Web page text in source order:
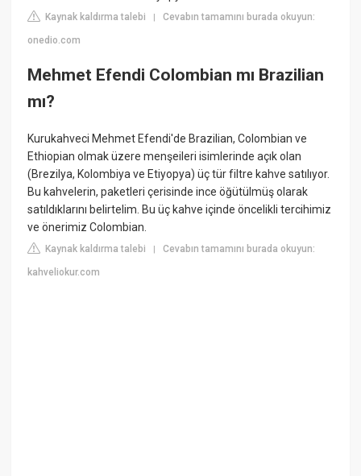
Kaynak kaldırma talebi |Cevabın tamamını burada okuyun:
onedio.com
Mehmet Efendi Colombian mı Brazilian
mı?
Kurukahveci Mehmet Efendi'de Brazilian, Colombian ve
Ethiopian olmak üzere menşeileri isimlerinde açık olan
(Brezilya, Kolombiya ve Etiyopya) üç tür filtre kahve satılıyor.
Bu kahvelerin, paketleri çerisinde ince öğütülmüş olarak
satıldıklarını belirtelim. Bu üç kahve içinde öncelikli tercihimiz
ve önerimiz Colombian.
Kaynak kaldırma talebi |Cevabın tamamını burada okuyun:
kahveliokur.com